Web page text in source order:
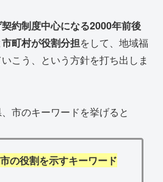
約制度中心になる2000年前後
町村が役割分担をして、地域福
こう、という方針を打ち出しま
市のキーワードを挙げると
の役割を示すキーワード